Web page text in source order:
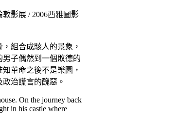
影展 / 2006西雅圖影
組合成駭人的景象，
子偶然到一個敗德的
革命之後不是樂園，
治謊言的醜惡。
On the journey back
in his castle where